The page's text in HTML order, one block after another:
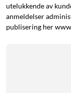
utelukkende av
anmeldelser
publisering her